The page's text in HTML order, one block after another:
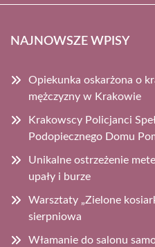
NAJNOWSZE WPISY
Opiekunka oskarżona o
mężczyzny w Krakowie
Krakowscy Policjanci
Podopiecznego Domu
Unikalne ostrzeżenie
upały i burze
Warsztaty „Zielone
sierpniowa
Włamanie do salonu